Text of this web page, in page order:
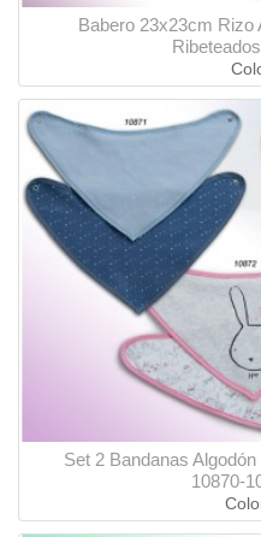
Babero 23x23cm
Set 2 Bandanas
10870-